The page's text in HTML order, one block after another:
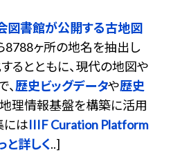
図書館が公開する古地図
8788ヶ所の地名を抽出し
るとともに、現代の地図や
歴史ビッグデータや歴史
理情報基盤を構築に活用
にはIIIF Curation Platform
と詳しく..]